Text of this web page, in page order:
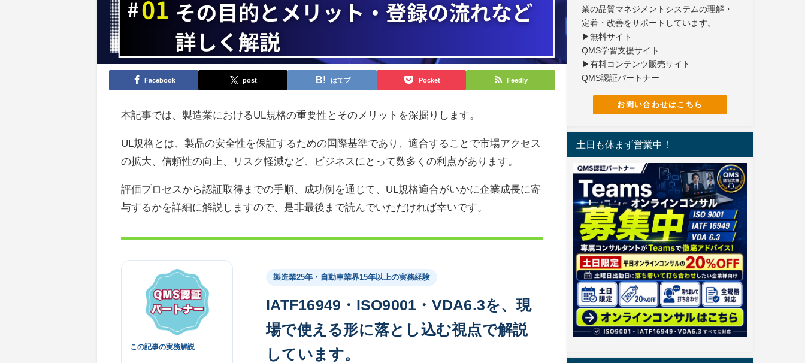
Facebook post はてブ Pocket Feedly
本記事では、製造業におけるUL規格の重要性とそのメリットを深掘りします。
UL規格とは、製品の安全性を保証するための国際基準であり、適合することで市場アクセス
の拡大、信頼性の向上、リスク軽減など、ビジネスにとって数多くの利点があります。
評価プロセスから認証取得までの手順、成功例を通じて、UL規格適合がいかに企業成長に寄
与するかを詳細に解説しますので、是非最後まで読んでいただければ幸いです。
この記事の実務解説
製造業25年・自動車業界15年以上の実務経験
IATF16949・ISO9001・VDA6.3を、現
場で使える形に落とし込む視点で解説
しています。
業の品質マネジメントシステムの理解・
定着・改善をサポートしています。
▶無料サイト
QMS学習支援サイト
▶有料コンテンツ販売サイト
QMS認証パートナー
お問い合わせはこちら
土日も休まず営業中！